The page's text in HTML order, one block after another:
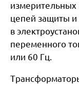
измерительных
цепей защиты и
в
переменного
или 60 Гц.